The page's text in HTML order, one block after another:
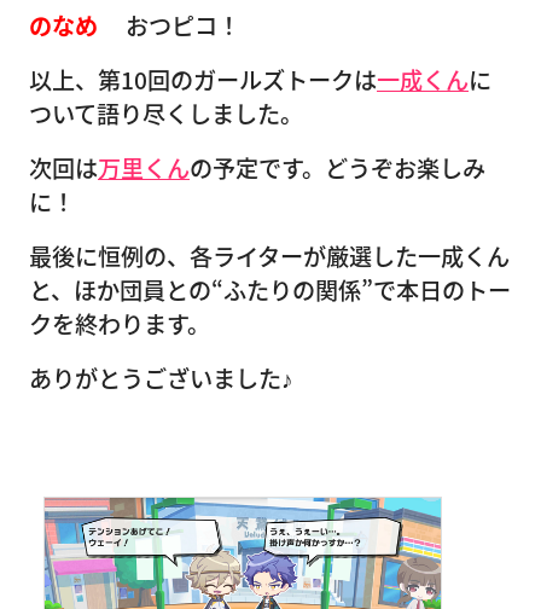
のなめ
おつピコ！
以上、第10回のガールズトークは一成くんに
ついて語り尽くしました。
次回は万里くんの予定です。どうぞお楽しみ
に！
最後に恒例の、各ライターが厳選した一成くん
と、ほか団員との“ふたりの関係”で本日のトー
クを終わります。
ありがとうございました♪